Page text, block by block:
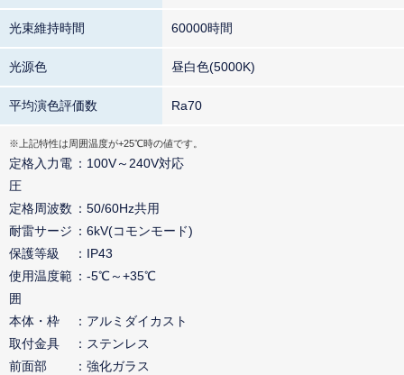
光束維持時間 60000時間
光源色 昼白色(5000K)
平均演色評価数 Ra70
※上記特性は周囲温度が+25℃時の値です。
定格入力電
圧
100V～240V対応
定格周波数
50/60Hz共用
耐雷サージ
6kV(コモンモード)
保護等級
IP43
使用温度範
囲
-5℃～+35℃
本体・枠
アルミダイカスト
取付金具
ステンレス
前面部
強化ガラス